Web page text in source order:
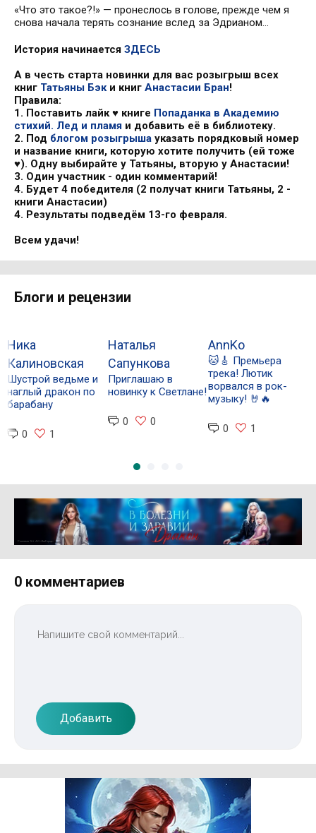
«Что это такое?!» — пронеслось в голове, прежде чем я
снова начала терять сознание вслед за Эдрианом…
История начинается ЗДЕСЬ
А в честь старта новинки для вас розыгрыш всех
книг Татьяны Бэки книг Анастасии Бран!
Правила:
1. Поставить лайк ♥️ книге Попаданка в Академию
стихий. Лед и пламя и добавить её в библиотеку.
2. Под блогом розыгрыша указать порядковый номер
и название книги, которую хотите получить (ей тоже
♥️). Одну выбирайте у Татьяны, вторую у Анастасии!
3. Один участник - один комментарий!
4. Будет 4 победителя (2 получат книги Татьяны, 2 -
книги Анастасии)
4. Результаты подведём 13-го февраля.
Всем удачи!
Блоги и рецензии
Ника
Калиновская
Шустрой ведьме и
наглый дракон по
барабану
0 1
Наталья
Сапункова
Приглашаю в
новинку к Светлане!
0 0
AnnKo
🐱🎸 Премьера
трека! Лютик
ворвался в рок-
музыку! 🤘🔥
0 1
Реклама 16+ АО «ЛитГород»
0 комментариев
Добавить